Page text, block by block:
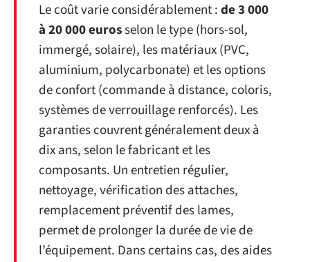
Le coût varie considérablement :de 3 000
à 20 000 eurosselon le type (hors-sol,
immergé, solaire), les matériaux (PVC,
aluminium, polycarbonate) et les options
de confort (commande à distance, coloris,
systèmes de verrouillage renforcés). Les
garanties couvrent généralement deux à
dix ans, selon le fabricant et les
composants. Un entretien régulier,
nettoyage, vérification des attaches,
remplacement préventif des lames,
permet de prolonger la durée de vie de
l’équipement. Dans certains cas, des aides